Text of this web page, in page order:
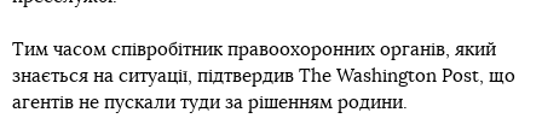
Тим часом співробітник правоохоронних органів, який
знається на ситуації, підтвердив The Washington Post, що
агентів не пускали туди за рішенням родини.